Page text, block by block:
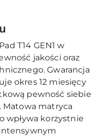
T14 GEN1 w
jakości oraz
Gwarancja
okres 12 miesięcy
pewność siebie
Matowa matryca
wpływa korzystnie